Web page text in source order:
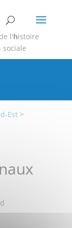
l'histoire
sociale
Est>